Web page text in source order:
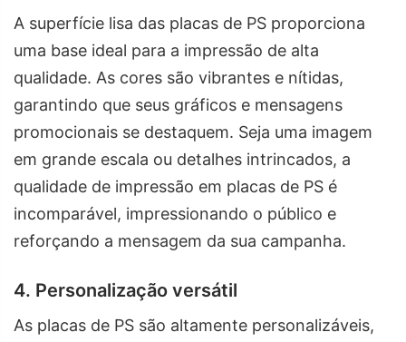
A superfície lisa das placas de PS proporciona
uma base ideal para a impressão de alta
qualidade. As cores são vibrantes e nítidas,
garantindo que seus gráficos e mensagens
promocionais se destaquem. Seja uma imagem
em grande escala ou detalhes intrincados, a
qualidade de impressão em placas de PS é
incomparável, impressionando o público e
reforçando a mensagem da sua campanha.
4. Personalização versátil
As placas de PS são altamente personalizáveis,